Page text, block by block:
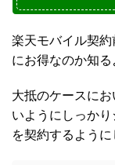
楽天モバイル契
にお得なのか知る
大抵のケースに
いようにしっか
を契約するように